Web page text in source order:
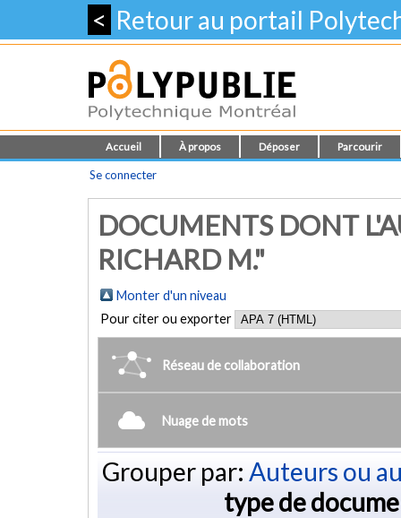
< Retour au portail
Accueil À propos Déposer Parcourir
Se connecter
DOCUMENTS DONT
RICHARD M."
Monter d'un niveau
Pour citer ou exporter
Réseau de collaboration
Nuage de mots
Grouper par: Auteurs ou
type de